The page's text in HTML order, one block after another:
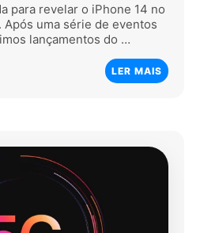
para revelar o iPhone 14 no
Após uma série de eventos
lançamentos do …
LER MAIS